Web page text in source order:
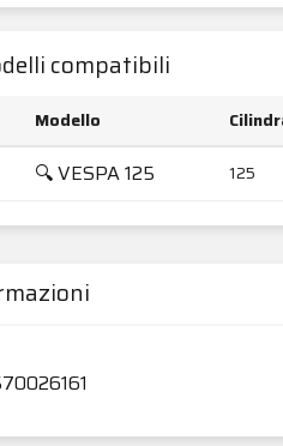
compatibili
Modello
🔍 VESPA 125 125